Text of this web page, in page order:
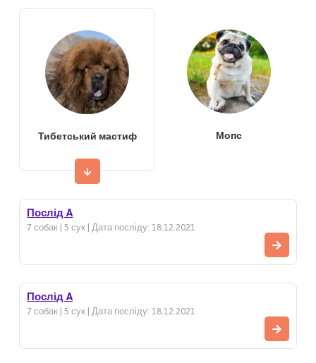
Тибетський мастиф Мопс
Послід A
7 собак | 5 сук | Дата посліду: 18.12.2021
Послід A
7 собак | 5 сук | Дата посліду: 18.12.2021